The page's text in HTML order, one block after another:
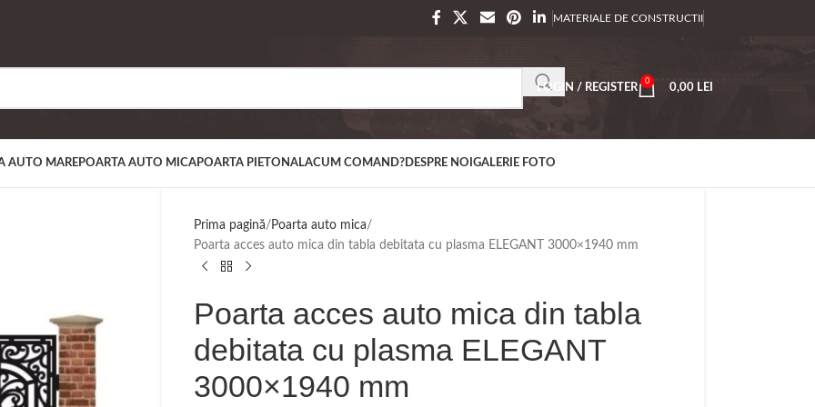
MATERIALE DE CONSTRUCTII
LOGIN / REGISTER
0
0,00 LEI
AUTO MAREPOARTA AUTO MICAPOARTA PIETONALACUM COMAND?DESPRE NOI GALERIE FOTO
Prima pagină
Poarta auto mica
Poarta acces auto mica din tabla debitata cu plasma ELEGANT 3000×1940 mm
Poarta acces auto mica din tabla
debitata cu plasma ELEGANT
3000×1940 mm